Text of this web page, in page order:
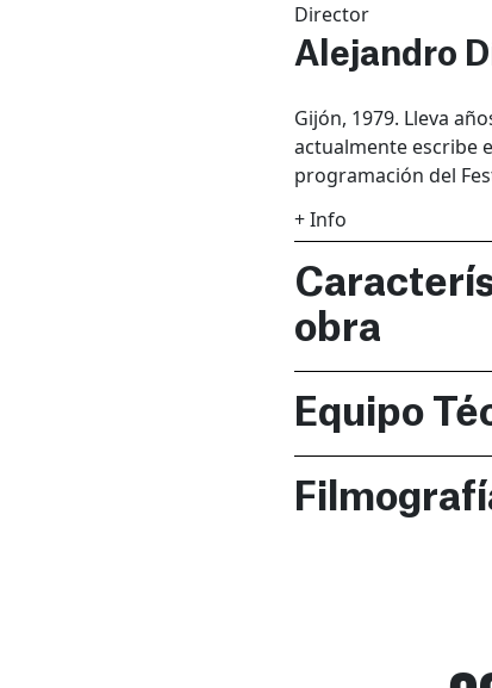
Director
Alejandro
Gijón, 1979. Lleva
actualmente escribe
programación del
+ Info
obra
Equipo